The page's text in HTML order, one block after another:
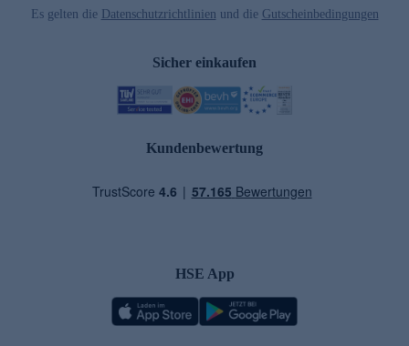
Es gelten die Datenschutzrichtlinien und die Gutscheinbedingungen
Sicher einkaufen
Kundenbewertung
HSE App